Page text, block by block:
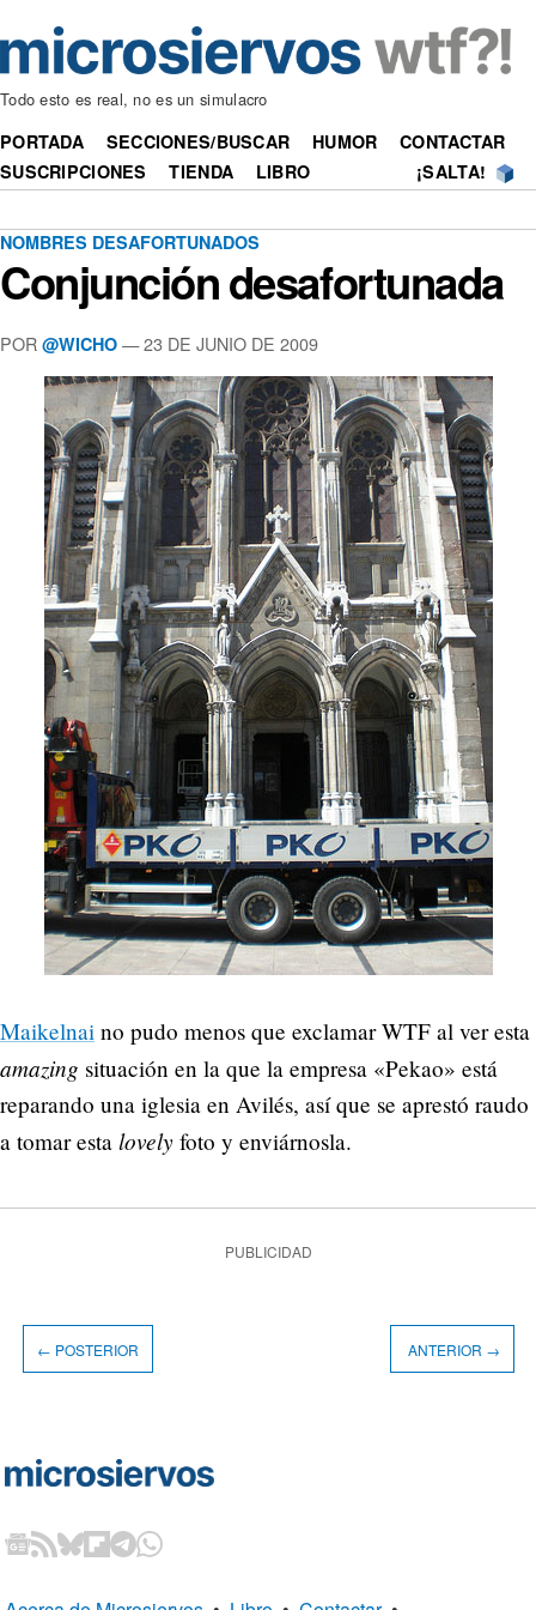
Todo esto es real, no es un simulacro
PORTADA SECCIONES/BUSCAR HUMOR
CONTACTAR
SUSCRIPCIONES
TIENDA LIBRO ¡SALTA!
NOMBRES DESAFORTUNADOS
Conjunción desafortunada
POR @WICHO —23 DE JUNIO DE 2009
Maikelnai no pudo menos que exclamar WTF al ver esta
amazing situación en la que la empresa «Pekao» está
reparando una iglesia en Avilés, así que se aprestó raudo
a tomar esta lovely foto y enviárnosla.
PUBLICIDAD
← POSTERIOR ANTERIOR →